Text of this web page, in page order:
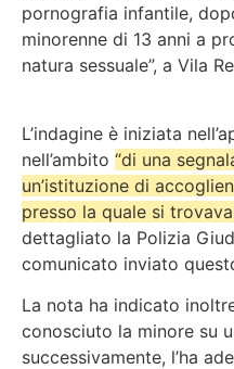
pornografia infantile,
minorenne di 13 anni a
natura sessuale”, a Vila
L’indagine è iniziata
nell’ambito “di una
un’istituzione di
presso la quale si
dettagliato la Polizia
comunicato inviato
La nota ha indicato
conosciuto la minore su
successivamente, l’ha